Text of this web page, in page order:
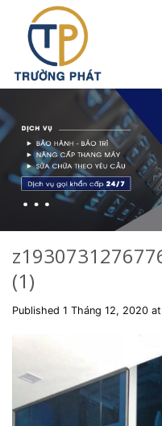
content
(1)
Published 1 Tháng 12, 2020 at